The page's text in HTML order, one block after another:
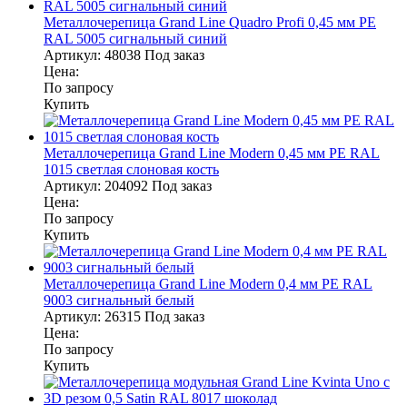
Металлочерепица Grand Line Quadro Profi 0,45 мм PE
RAL 5005 сигнальный синий
Артикул: 48038 Под заказ
Цена:
По запросу
Купить
Металлочерепица Grand Line Modern 0,45 мм PE RAL
1015 светлая слоновая кость
Артикул: 204092 Под заказ
Цена:
По запросу
Купить
Металлочерепица Grand Line Modern 0,4 мм PE RAL
9003 сигнальный белый
Артикул: 26315 Под заказ
Цена:
По запросу
Купить